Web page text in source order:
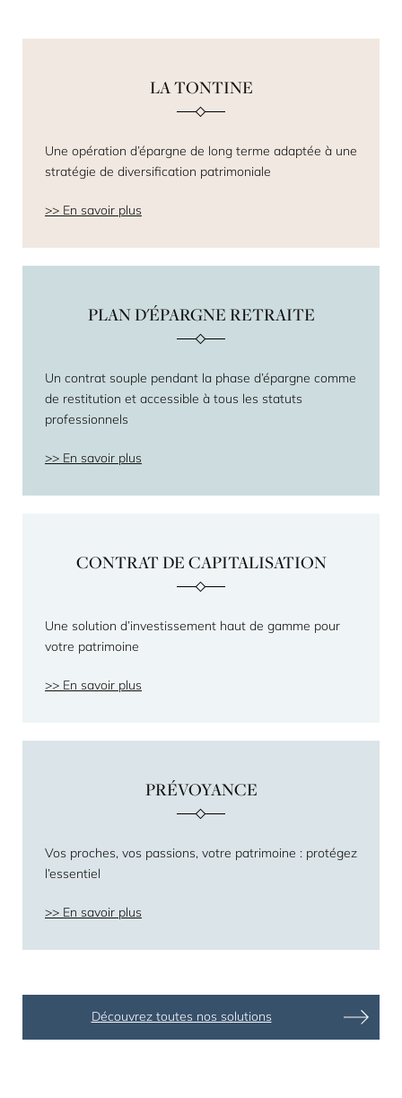
LA TONTINE
Une opération d’épargne de long terme adaptée à une
stratégie de diversification patrimoniale
En savoir plus
PLAN D'ÉPARGNE RETRAITE
Un contrat souple pendant la phase d’épargne comme
de restitution et accessible à tous les statuts
professionnels
En savoir plus
CONTRAT DE CAPITALISATION
Une solution d’investissement haut de gamme pour
votre patrimoine
En savoir plus
PRÉVOYANCE
Vos proches, vos passions, votre patrimoine : protégez
l’essentiel
En savoir plus
Découvrez toutes nos solutions